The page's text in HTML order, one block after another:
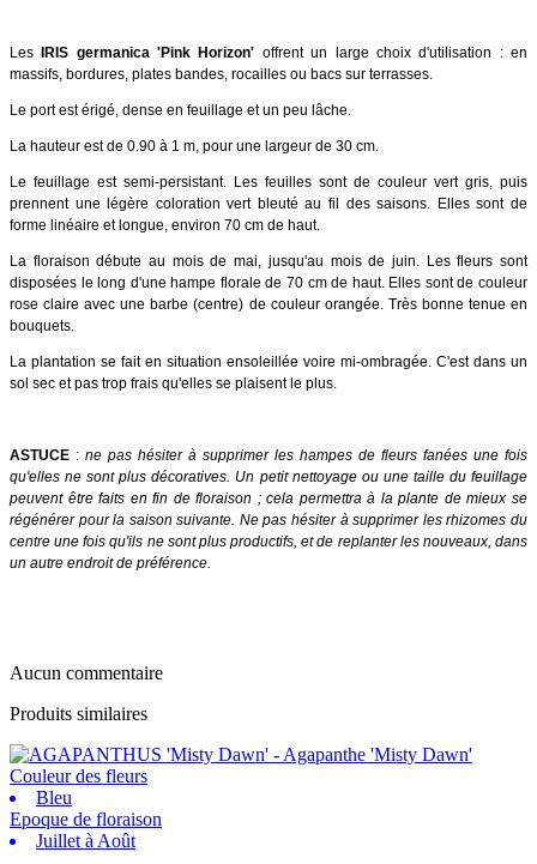
Les IRIS germanica 'Pink Horizon' offrent un large choix d'utilisation : en
massifs, bordures, plates bandes, rocailles ou bacs sur terrasses.
Le port est érigé, dense en feuillage et un peu lâche.
La hauteur est de 0.90 à 1 m, pour une largeur de 30 cm.
Le feuillage est semi-persistant. Les feuilles sont de couleur vert gris, puis
prennent une légère coloration vert bleuté au fil des saisons. Elles sont de
forme linéaire et longue, environ 70 cm de haut.
La floraison débute au mois de mai, jusqu'au mois de juin. Les fleurs sont
disposées le long d'une hampe florale de 70 cm de haut. Elles sont de couleur
rose claire avec une barbe (centre) de couleur orangée. Très bonne tenue en
bouquets.
La plantation se fait en situation ensoleillée voire mi-ombragée. C'est dans un
sol sec et pas trop frais qu'elles se plaisent le plus.
ASTUCE : ne pas hésiter à supprimer les hampes de fleurs fanées une fois
qu'elles ne sont plus décoratives. Un petit nettoyage ou une taille du feuillage
peuvent être faits en fin de floraison ; cela permettra à la plante de mieux se
régénérer pour la saison suivante. Ne pas hésiter à supprimer les rhizomes du
centre une fois qu'ils ne sont plus productifs, et de replanter les nouveaux, dans
un autre endroit de préférence.
Aucun commentaire
Produits similaires
Couleur des fleurs
Bleu
Epoque de floraison
Juillet à Août